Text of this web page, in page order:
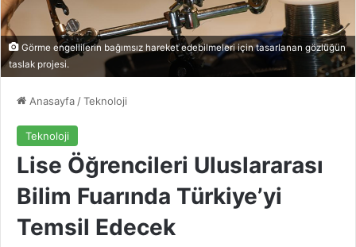
Görme engellilerin bağımsız hareket edebilmeleri için tasarlanan gözlüğün
taslak projesi.
Anasayfa /Teknoloji
Teknoloji
Lise Öğrencileri Uluslararası
Bilim Fuarında Türkiye’yi
Temsil Edecek